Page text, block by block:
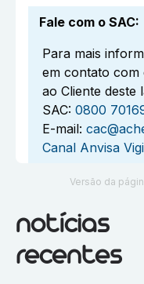
Fale com o SAC:
Para mais
em contato com
ao Cliente deste
SAC: 0800
E-mail:
Canal Anvisa
Versão da
notícias
recentes